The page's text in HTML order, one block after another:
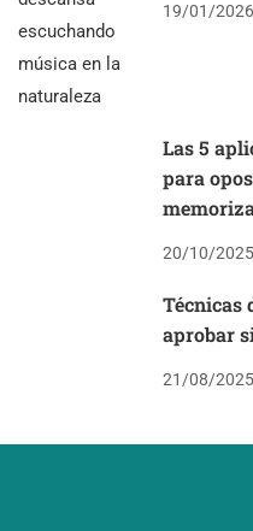
19/01/2026
Las 5
para
20/10/2025
Técnicas
aprobar
21/08/2025